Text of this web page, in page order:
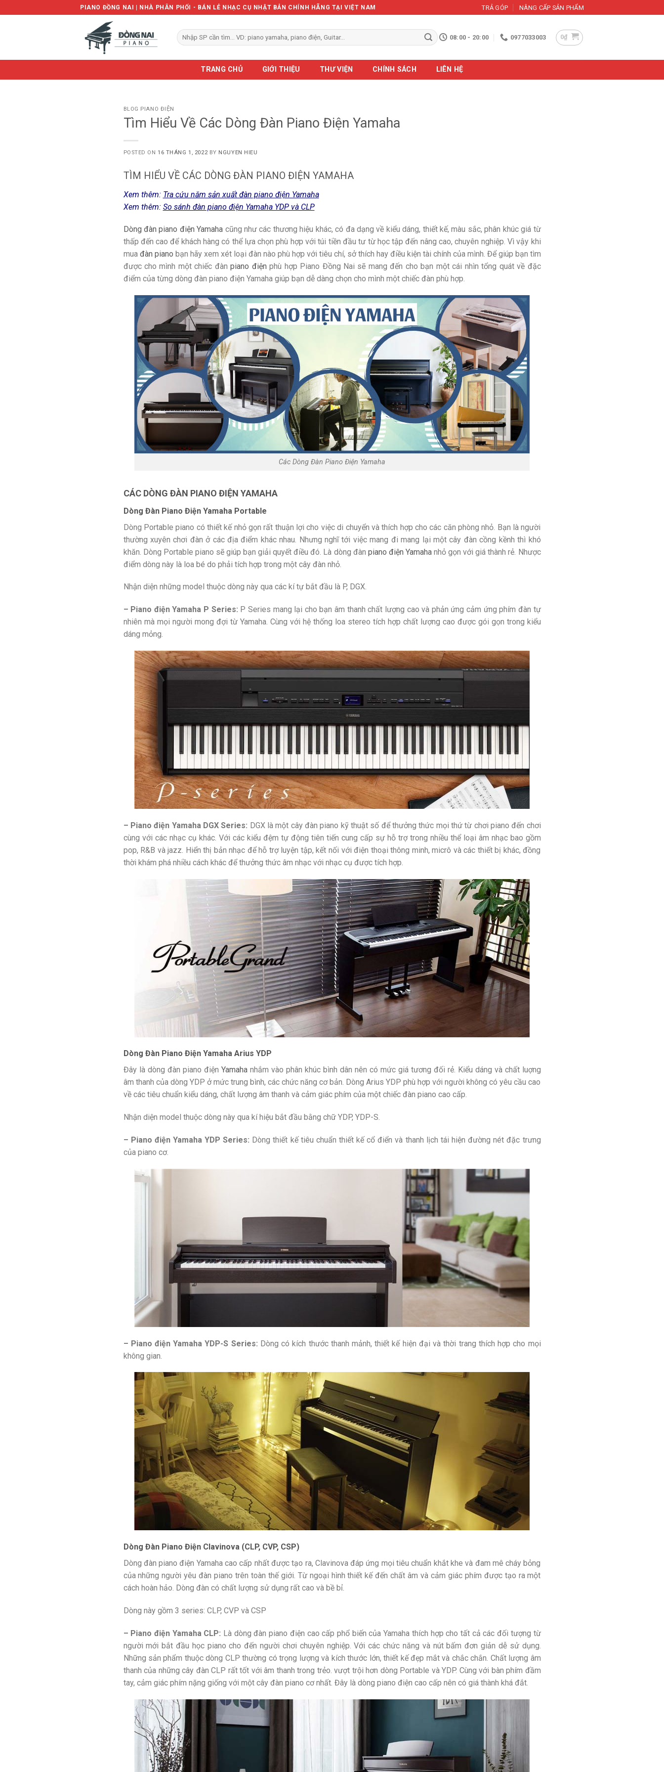
to
PIANO ĐỒNG NAI | NHÀ PHÂN PHỐI - BÁN LẺ NHẠC CỤ NHẬT BẢN CHÍNH HÃNG TẠI VIỆT NAM TRẢ GÓP NÂNG CẤP SẢN PHẨM
Tìm
kiếm:
08:00 - 20:00 0977033003 0₫
TRANG CHỦ GIỚI THIỆU THƯ VIỆN CHÍNH SÁCH LIÊN HỆ
BLOG PIANO ĐIỆN
Tìm Hiểu Về Các Dòng Đàn Piano Điện Yamaha
POSTED ON 16 THÁNG 1, 2022 BY NGUYEN HIEU
TÌM HIỂU VỀ CÁC DÒNG ĐÀN PIANO ĐIỆN YAMAHA
Xem thêm: Tra cứu năm sản xuất đàn piano điện Yamaha
Xem thêm: So sánh đàn piano điện Yamaha YDP và CLP
Dòng đàn piano điện Yamaha cũng như các thương hiệu khác, có đa dạng về kiểu dáng, thiết kế, màu sắc, phân khúc giá từ
thấp đến cao để khách hàng có thể lựa chọn phù hợp với túi tiền đầu tư từ học tập đến nâng cao, chuyên nghiệp. Vì vậy khi
mua đàn piano bạn hãy xem xét loại đàn nào phù hợp với tiêu chí, sở thích hay điều kiện tài chính của mình. Để giúp bạn tìm
được cho mình một chiếc đànpiano điện phù hợp Piano Đồng Nai sẽ mang đến cho bạn một cái nhìn tổng quát về đặc
điểm của từng dòng đàn piano điện Yamaha giúp bạn dễ dàng chọn cho mình một chiếc đàn phù hợp.
Các Dòng Đàn Piano Điện Yamaha
CÁC DÒNG ĐÀN PIANO ĐIỆN YAMAHA
Dòng Đàn Piano Điện Yamaha Portable
Dòng Portable piano có thiết kế nhỏ gọn rất thuận lợi cho việc di chuyển và thích hợp cho các căn phòng nhỏ. Bạn là người
thường xuyên chơi đàn ở các địa điểm khác nhau. Nhưng nghĩ tới việc mang đi mang lại một cây đàn cồng kềnh thì khó
khăn. Dòng Portable piano sẽ giúp bạn giải quyết điều đó. Là dòng đàn piano điện Yamahanhỏ gọn với giá thành rẻ. Nhược
điểm dòng này là loa bé do phải tích hợp trong một cây đàn nhỏ.
Nhận diện những model thuộc dòng này qua các kí tự bắt đầu là P, DGX.
– Piano điện Yamaha P Series: P Series mang lại cho bạn âm thanh chất lượng cao và phản ứng cảm ứng phím đàn tự
nhiên mà mọi người mong đợi từ Yamaha. Cùng với hệ thống loa stereo tích hợp chất lượng cao được gói gọn trong kiểu
dáng mỏng.
– Piano điện Yamaha DGX Series: DGX là một cây đàn piano kỹ thuật số để thưởng thức mọi thứ từ chơi piano đến chơi
cùng với các nhạc cụ khác. Với các kiểu đệm tự động tiên tiến cung cấp sự hỗ trợ trong nhiều thể loại âm nhạc bao gồm
pop, R&B và jazz. Hiển thị bản nhạc để hỗ trợ luyện tập, kết nối với điện thoại thông minh, micrô và các thiết bị khác, đồng
thời khám phá nhiều cách khác để thưởng thức âm nhạc với nhạc cụ được tích hợp.
Dòng Đàn Piano ĐiệnYamaha Arius YDP
Đây là dòng đàn piano điện Yamahanhắm vào phân khúc bình dân nên có mức giá tương đối rẻ. Kiểu dáng và chất luợng
âm thanh của dòng YDP ở mức trung bình, các chức năng cơ bản. Dòng Arius YDP phù hợp với người không có yêu cầu cao
về các tiêu chuẩn kiểu dáng, chất lượng âm thanh và cảm giác phím của một chiếc đàn piano cao cấp.
Nhận diện model thuộc dòng này qua kí hiệu bắt đầu bằng chữ YDP, YDP-S.
– Piano điện Yamaha YDP Series: Dòng thiết kế tiêu chuẩn thiết kế cổ điển và thanh lịch tái hiện đường nét đặc trưng
của piano cơ.
– Piano điện Yamaha YDP-S Series: Dòng có kích thước thanh mảnh, thiết kế hiện đại và thời trang thích hợp cho mọi
không gian.
Dòng Đàn Piano Điện Clavinova (CLP, CVP, CSP)
Dòng đàn piano điện Yamaha cao cấp nhất được tạo ra, Clavinova đáp ứng mọi tiêu chuẩn khắt khe và đam mê cháy bỏng
của những người yêu đàn piano trên toàn thế giới. Từ ngoại hình thiết kế đến chất âm và cảm giác phím được tạo ra một
cách hoàn hảo. Dòng đàn có chất lượng sử dụng rất cao và bề bỉ.
Dòng này gồm 3 series: CLP, CVP và CSP
– Piano điện Yamaha CLP: Là dòng đàn piano điện cao cấp phổ biến của Yamaha thích hợp cho tất cả các đối tượng từ
người mới bắt đầu học piano cho đến người chơi chuyên nghiệp. Với các chức năng và nút bấm đơn giản dễ sử dụng.
Những sản phẩm thuộc dòng CLP thường có trọng lượng và kích thước lớn, thiết kế đẹp mắt và chắc chắn. Chất lượng âm
thanh của những cây đàn CLP rất tốt với âm thanh trong trẻo. vượt trội hơn dòng Portable và YDP. Cùng với bàn phím đầm
tay, cảm giác phím nặng giống với một cây đàn piano cơ nhất. Đây là dòng piano điện cao cấp nên có giá thành khá đắt.